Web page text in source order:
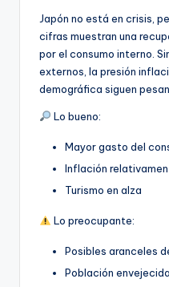
Japón no está en crisis,
cifras muestran una
por el consumo interno.
externos, la presión
demográfica siguen
Lo bueno:
Mayor gasto del
Inflación
Turismo en alza
Lo preocupante:
Posibles aranceles
Población envejecida